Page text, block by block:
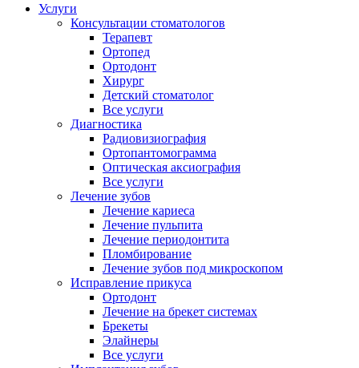
Услуги
Консультации стоматологов
Терапевт
Ортопед
Ортодонт
Хирург
Детский стоматолог
Все услуги
Диагностика
Радиовизиография
Ортопантомограмма
Оптическая аксиография
Все услуги
Лечение зубов
Лечение кариеса
Лечение пульпита
Лечение периодонтита
Пломбирование
Лечение зубов под микроскопом
Исправление прикуса
Ортодонт
Лечение на брекет системах
Брекеты
Элайнеры
Все услуги